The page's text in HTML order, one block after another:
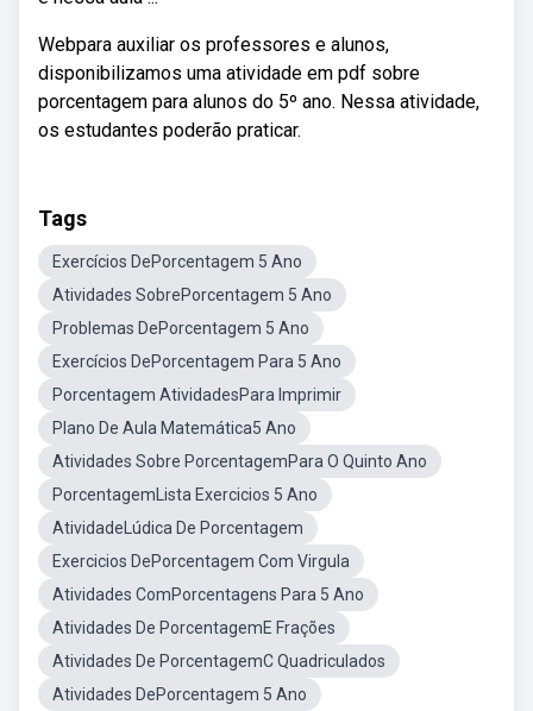
Webpara auxiliar os professores e alunos,
disponibilizamos uma atividade em pdf sobre
porcentagem para alunos do 5º ano. Nessa atividade,
os estudantes poderão praticar.
Tags
Exercícios DePorcentagem 5 Ano
Atividades SobrePorcentagem 5 Ano
Problemas DePorcentagem 5 Ano
Exercícios DePorcentagem Para 5 Ano
Porcentagem AtividadesPara Imprimir
Plano De Aula Matemática5 Ano
Atividades Sobre PorcentagemPara O Quinto Ano
PorcentagemLista Exercicios 5 Ano
AtividadeLúdica De Porcentagem
Exercicios DePorcentagem Com Virgula
Atividades ComPorcentagens Para 5 Ano
Atividades De PorcentagemE Frações
Atividades De PorcentagemC Quadriculados
Atividades DePorcentagem 5 Ano